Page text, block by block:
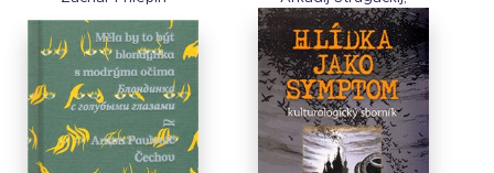
Boris Strugackij